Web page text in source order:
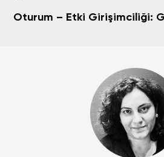
Oturum – Etki Girişimciliği: